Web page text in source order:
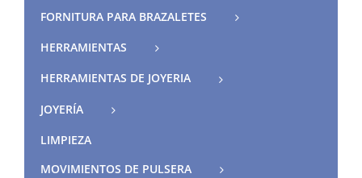
FORNITURA PARA BRAZALETES
HERRAMIENTAS
HERRAMIENTAS DE JOYERIA
JOYERÍA
LIMPIEZA
MOVIMIENTOS DE PULSERA